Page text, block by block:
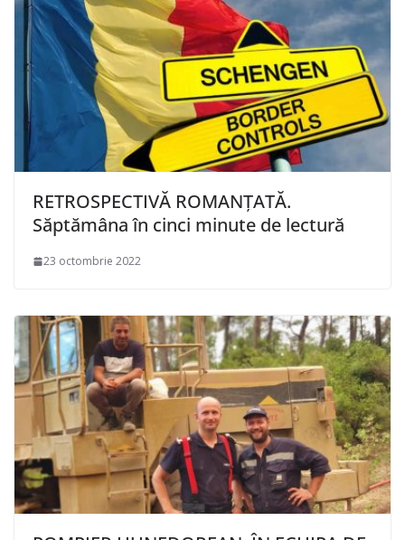
RETROSPECTIVĂ ROMANȚATĂ.
Săptămâna în cinci minute de lectură
23 octombrie 2022